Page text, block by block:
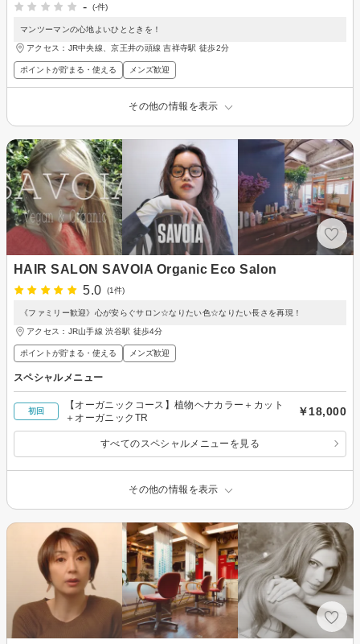
-
(-件)
マンツーマンの心地よいひとときを！
アクセス：JR中央線、京王井の頭線 吉祥寺駅 徒歩2分
ポイントが貯まる・使える メンズ歓迎
その他の情報を表示
HAIR SALON SAVOIA Organic Eco Salon
5.0
(1件)
《ファミリー歓迎》心が安らぐサロン☆なりたい色☆なりたい長さを再現！
アクセス：JR山手線 渋谷駅 徒歩4分
ポイントが貯まる・使える メンズ歓迎
スペシャルメニュー
初回
【オーガニックコース】植物ヘナカラー＋カット
＋オーガニックTR
￥18,000
すべてのスペシャルメニューを見る
その他の情報を表示